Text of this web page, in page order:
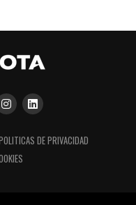
DE PRIVACIDAD